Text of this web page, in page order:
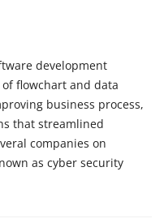
development
flowchart and data
business process,
that streamlined
companies on
as cyber security